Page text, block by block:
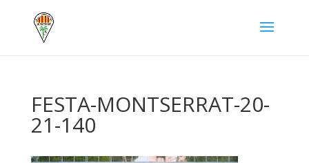
FESTA-MONTSERRAT-20-
21-140